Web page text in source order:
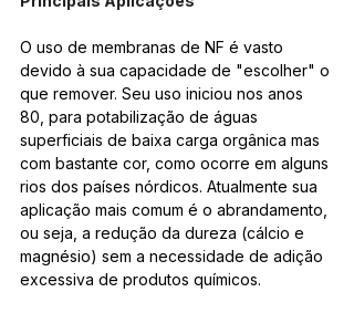
O uso de membranas de NF é vasto
devido à sua capacidade de "escolher" o
que remover. Seu uso iniciou nos anos
80, para potabilização de águas
superficiais de baixa carga orgânica mas
com bastante cor, como ocorre em alguns
rios dos países nórdicos. Atualmente sua
aplicação mais comum é o abrandamento,
ou seja, a redução da dureza (cálcio e
magnésio) sem a necessidade de adição
excessiva de produtos químicos.